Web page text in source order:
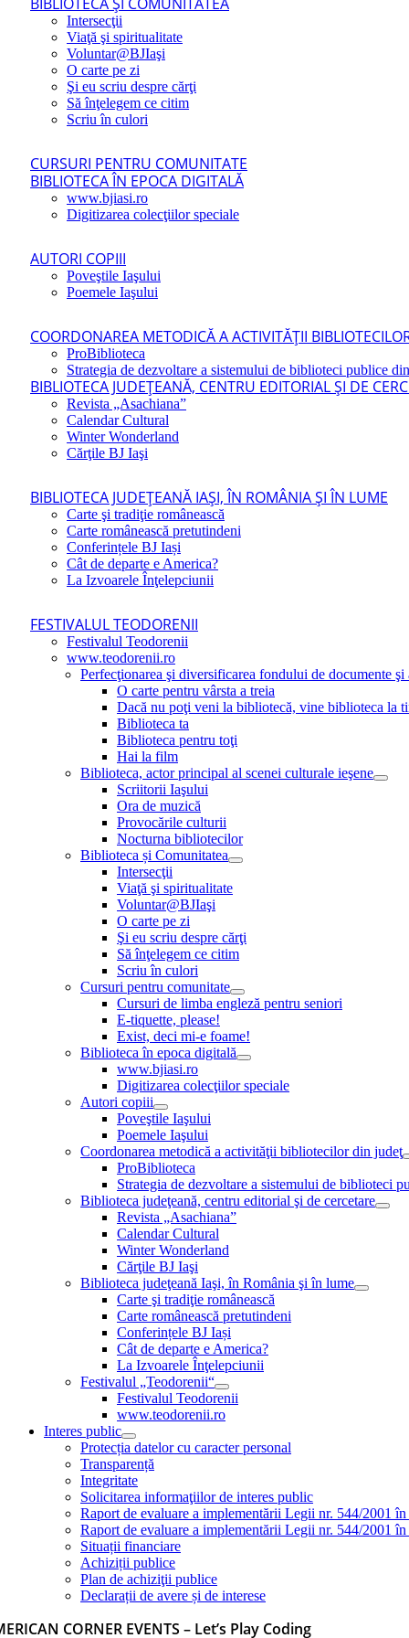
Intersecţii
Viaţă şi spiritualitate
Voluntar@BJIaşi
O carte pe zi
Şi eu scriu despre cărţi
Să înţelegem ce citim
Scriu în culori
CURSURI PENTRU COMUNITATE
BIBLIOTECA ÎN EPOCA DIGITALĂ
www.bjiasi.ro
Digitizarea colecţiilor speciale
AUTORI COPIII
Poveştile Iaşului
Poemele Iaşului
COORDONAREA METODICĂ A ACTIVITĂŢII
ProBiblioteca
Strategia de dezvoltare a sistemului de biblioteci publice
BIBLIOTECA JUDEŢEANĂ, CENTRU EDITORIAL ŞI DE
Revista „Asachiana”
Calendar Cultural
Winter Wonderland
Cărţile BJ Iaşi
BIBLIOTECA JUDEŢEANĂ IAŞI, ÎN ROMÂNIA ŞI ÎN LUME
Carte şi tradiţie românească
Carte românească pretutindeni
Conferințele BJ Iași
Cât de departe e America?
La Izvoarele Înţelepciunii
FESTIVALUL TEODORENII
Festivalul Teodorenii
www.teodorenii.ro
Perfecţionarea şi diversificarea fondului de documente
O carte pentru vârsta a treia
Dacă nu poţi veni la bibliotecă, vine biblioteca la
Biblioteca ta
Biblioteca pentru toţi
Hai la film
Biblioteca, actor principal al scenei culturale ieşene
Scriitorii Iaşului
Ora de muzică
Provocările culturii
Nocturna bibliotecilor
Biblioteca și Comunitatea
Intersecţii
Viaţă şi spiritualitate
Voluntar@BJIaşi
O carte pe zi
Şi eu scriu despre cărţi
Să înţelegem ce citim
Scriu în culori
Cursuri pentru comunitate
Cursuri de limba engleză pentru seniori
E-tiquette, please!
Exist, deci mi-e foame!
Biblioteca în epoca digitală
www.bjiasi.ro
Digitizarea colecţiilor speciale
Autori copiii
Poveştile Iaşului
Poemele Iaşului
Coordonarea metodică a activităţii bibliotecilor din judeţ
ProBiblioteca
Strategia de dezvoltare a sistemului de biblioteci
Biblioteca judeţeană, centru editorial şi de cercetare
Revista „Asachiana”
Calendar Cultural
Winter Wonderland
Cărţile BJ Iaşi
Biblioteca judeţeană Iaşi, în România şi în lume
Carte şi tradiţie românească
Carte românească pretutindeni
Conferințele BJ Iași
Cât de departe e America?
La Izvoarele Înţelepciunii
Festivalul „Teodorenii“
Festivalul Teodorenii
www.teodorenii.ro
Interes public
Protecția datelor cu caracter personal
Transparență
Integritate
Solicitarea informaţiilor de interes public
Raport de evaluare a implementării Legii nr. 544/2001
Raport de evaluare a implementării Legii nr. 544/2001
Situații financiare
Achiziții publice
Plan de achiziţii publice
Declarații de avere și de interese
CORNER EVENTS – Let’s Play Coding